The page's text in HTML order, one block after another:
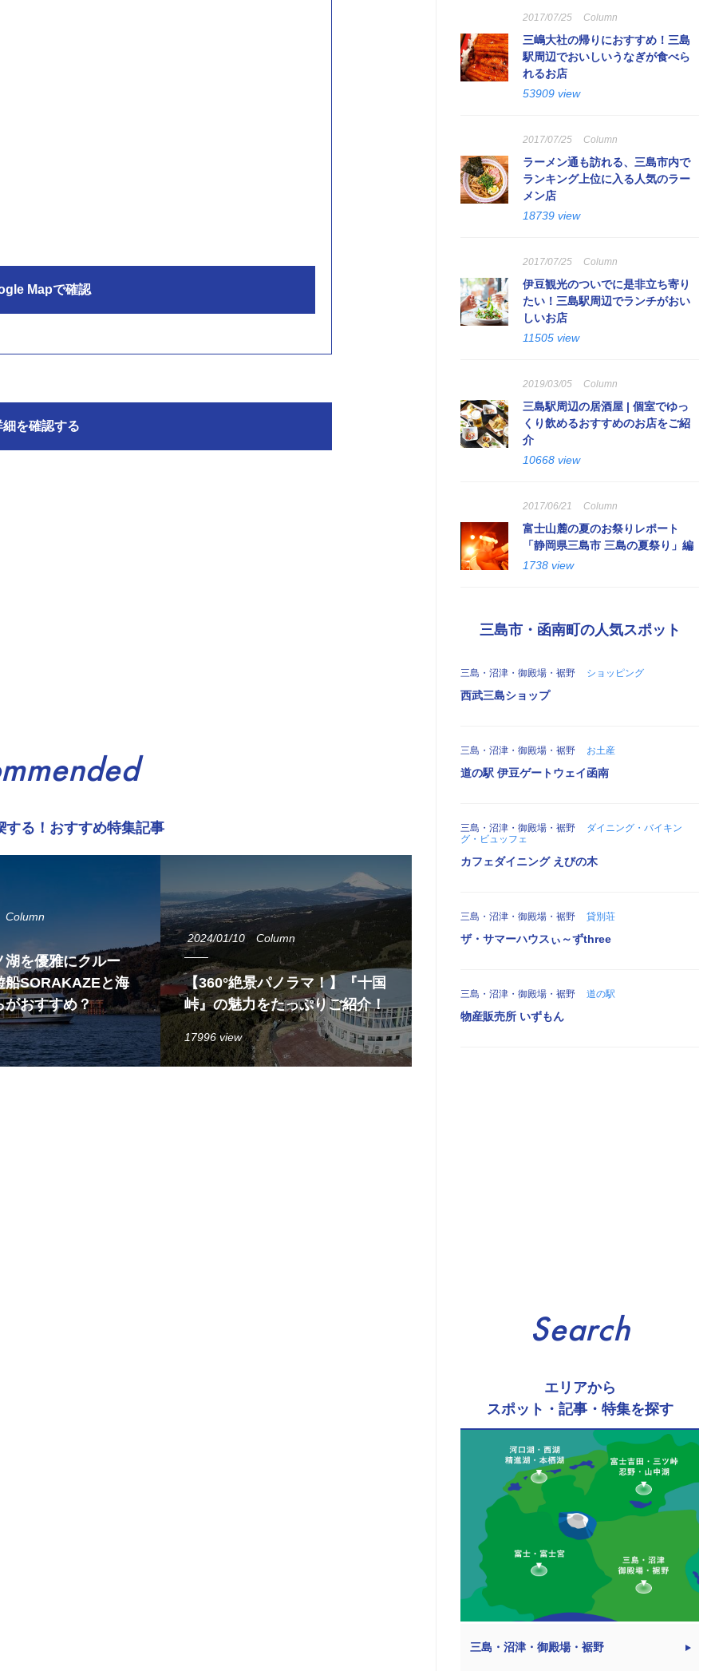
Mapで確認
細を確認する
する！おすすめ特集記事
Column
湖を優雅にクルー
船SORAKAZEと海
がおすすめ？
2024/01/10 Column
【360°絶景パノラマ！】『十国
峠』の魅力をたっぷりご紹介！
17996 view
2017/07/25 Column
三嶋大社の帰りにおすすめ！三島
駅周辺でおいしいうなぎが食べら
れるお店
53909 view
2017/07/25 Column
ラーメン通も訪れる、三島市内で
ランキング上位に入る人気のラー
メン店
18739 view
2017/07/25 Column
伊豆観光のついでに是非立ち寄り
たい！三島駅周辺でランチがおい
しいお店
11505 view
2019/03/05 Column
三島駅周辺の居酒屋 | 個室でゆっ
くり飲めるおすすめのお店をご紹
介
10668 view
2017/06/21 Column
富士山麓の夏のお祭りレポート
「静岡県三島市 三島の夏祭り」編
1738 view
三島市・函南町の人気スポット
三島・沼津・御殿場・裾野 ショッピング
西武三島ショップ
三島・沼津・御殿場・裾野 お土産
道の駅 伊豆ゲートウェイ函南
三島・沼津・御殿場・裾野
ダイニング・バイキン
グ・ビュッフェ
カフェダイニング えびの木
三島・沼津・御殿場・裾野 貸別荘
ザ・サマーハウスぃ～ずthree
三島・沼津・御殿場・裾野 道の駅
物産販売所 いずもん
Search
エリアから
スポット・記事・特集を探す
三島・沼津・御殿場・裾野